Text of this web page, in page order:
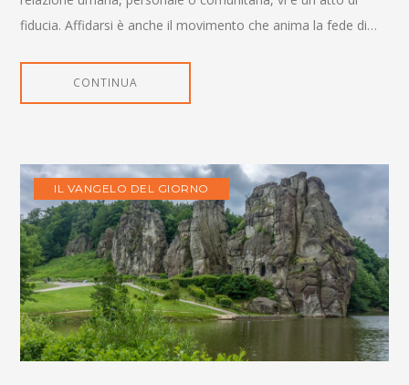
fiducia. Affidarsi è anche il movimento che anima la fede di…
CONTINUA
IL VANGELO DEL GIORNO